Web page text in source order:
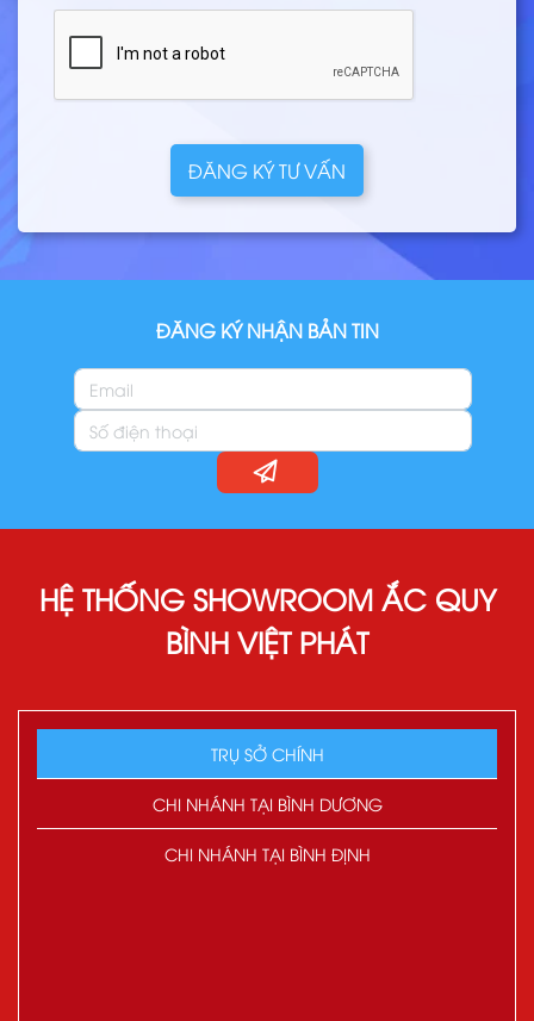
ĐĂNG KÝ TƯ VẤN
ĐĂNG KÝ NHẬN BẢN TIN
HỆ THỐNG SHOWROOM ẮC QUY
BÌNH VIỆT PHÁT
TRỤ SỞ CHÍNH
CHI NHÁNH TẠI BÌNH DƯƠNG
CHI NHÁNH TẠI BÌNH ĐỊNH